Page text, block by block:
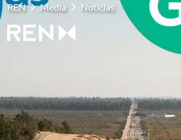
REN Media Notícias